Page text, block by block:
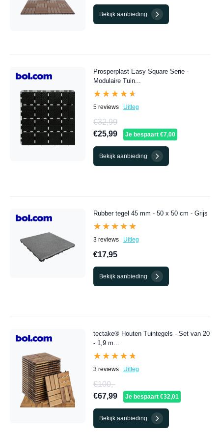
Bekijk aanbieding
Prosperplast Easy Square Serie -
Modulaire Tuin...
★★★★★
★★★★★
5 reviews Uitleg
€32,99
€25,99
Je bespaart €7,00
Bekijk aanbieding
Rubber tegel 45 mm - 50 x 50 cm - Grijs
★★★★★
★★★★★
3 reviews Uitleg
€17,95
Bekijk aanbieding
tectake® Houten Tuintegels - Set van 20
- 1,9 m...
★★★★★
★★★★★
3 reviews Uitleg
€100,-
€67,99
Je bespaart €32,01
Bekijk aanbieding